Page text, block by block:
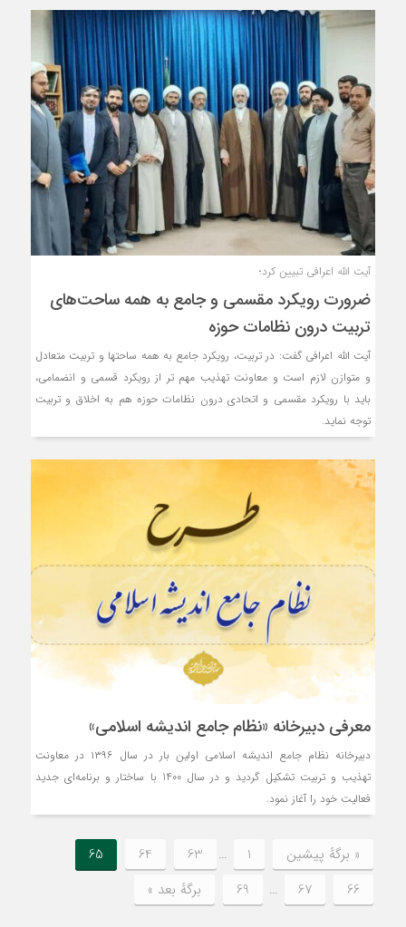
آیت الله اعرافی تبیین کرد؛
ضرورت رویکرد مقسمی و جامع به همه ساحت‌های
تربیت درون نظامات حوزه
آیت الله اعرافی گفت: در تربیت، رویکرد جامع به همه ساحتها و تربیت متعادل
و متوازن لازم است و معاونت تهذیب مهم تر از رویکرد قسمی و انضمامی،
باید با رویکرد مقسمی و اتحادی درون نظامات حوزه هم به اخلاق و تربیت
توجه نماید.
معرفی دبیرخانه «نظام جامع اندیشه اسلامی»
دبیرخانه نظام جامع اندیشه اسلامی اولین بار در سال ۱۳۹۶ در معاونت
تهذیب و تربیت تشکیل گردید و در سال 1400 با ساختار و برنامه‌ای جدید
فعالیت خود را آغاز نمود.
« برگه‌ٔ پیشین 1
…
63
64
65
66
67
…
69 برگهٔ بعد »